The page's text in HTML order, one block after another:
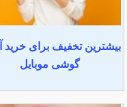
بیشترین تخفیف برای خرید
گوشی موبایل